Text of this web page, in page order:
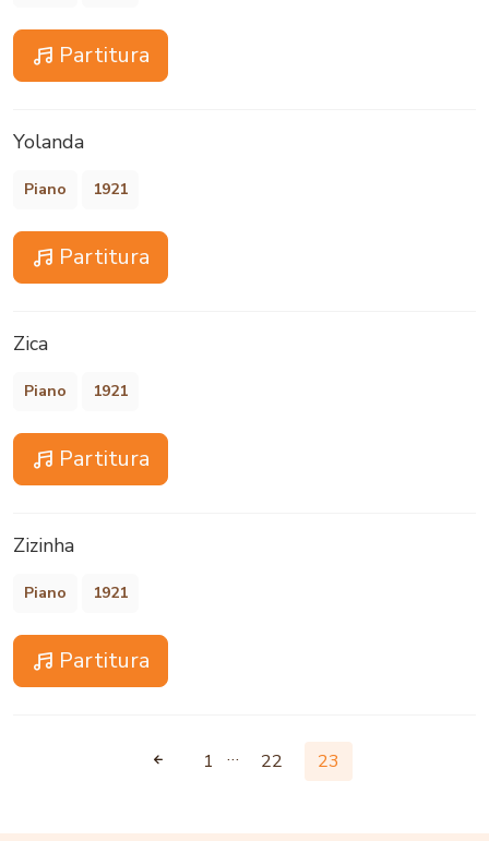
Partitura
Yolanda
Piano 1921
Partitura
Zica
Piano 1921
Partitura
Zizinha
Piano 1921
Partitura
1 … 22 23